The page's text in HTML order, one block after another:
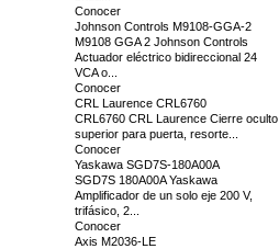
Conocer
Johnson Controls M9108-GGA-2
M9108 GGA 2 Johnson Controls
Actuador eléctrico bidireccional 24
VCA o...
Conocer
CRL Laurence CRL6760
CRL6760 CRL Laurence Cierre oculto
superior para puerta, resorte...
Conocer
Yaskawa SGD7S-180A00A
SGD7S 180A00A Yaskawa
Amplificador de un solo eje 200 V,
trifásico, 2...
Conocer
Axis M2036-LE